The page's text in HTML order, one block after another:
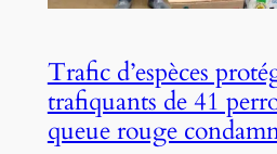
Trafic d’espèces
trafiquants de 41
queue rouge